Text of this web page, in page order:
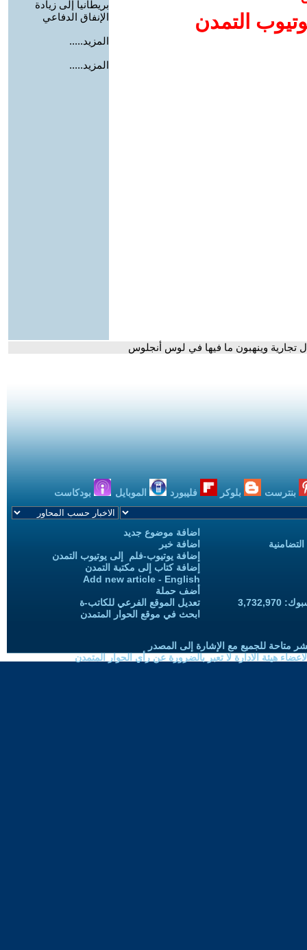
التمدن
بريطانيا إلى زيادة
الإنفاق الدفاعي
المزيد.....
المزيد.....
تجارية وينهبون ما فيها في لوس أنجلوس
بنترست بلوكر فليبورد الموبايل بودكاست
اضافة موضوع جديد
اضافة خبر
إضافة يوتيوب-فلم إلى يوتيوب التمدن
إضافة كتاب إلى مكتبة التمدن
Add new article - English
أضف حملة
تعديل الموقع الفرعي للكاتب-ة
ابحث في موقع الحوار المتمدن
متاحة للجميع مع الإشارة إلى المصدر
هيئة الادارة لا تعبر بالضرورة عن رأي الحوار المتمدن